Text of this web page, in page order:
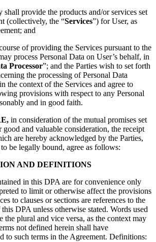
shall provide the products and/or services set
(collectively, the “Services”) for User, as
and
of providing the Services pursuant to the
process Personal Data on User’s behalf, in
Processor”; and the Parties wish to set forth
the processing of Personal Data
the context of the Services and agree to
provisions with respect to any Personal
and in good faith.
in consideration of the mutual promises set
good and valuable consideration, the receipt
are hereby acknowledged by the Parties,
be legally bound, agree as follows:
AND DEFINITIONS
in this DPA are for convenience only
to limit or otherwise affect the provisions
to clauses or sections are references to the
DPA unless otherwise stated. Words used
the plural and vice versa, as the context may
not defined herein shall have
to such terms in the Agreement. Definitions: